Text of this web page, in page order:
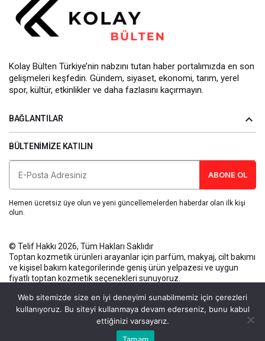
Bu web sitesinde en iyi deneyimi yaşamanızı sağlamak için
Kolay Bülten Türkiye’nin nabzını tutan haber portalımızda en son
gelişmeleri keşfedin. Gündem, siyaset, ekonomi, tarım, yerel
spor, kültür, etkinlikler ve daha fazlasını kaçırmayın.
BAĞLANTILAR
BÜLTENIMIZE KATILIN
ABONE OL
Hemen ücretsiz üye olun ve yeni güncellemelerden haberdar olan ilk kişi
olun.
© Telif Hakkı 2026, Tüm Hakları Saklıdır
Toptan kozmetik ürünleri arayanlar için parfüm, makyaj, cilt bakımı
ve kişisel bakım kategorilerinde geniş ürün yelpazesi ve uygun
fiyatlı toptan kozmetik seçenekleri sunuyoruz.
Web sitemizde size en iyi deneyimi sunabilmemiz için çerezleri
kullanıyoruz. Bu siteyi kullanmaya devam ederseniz, bunu kabul
ettiğinizi varsayarız.
Tamam